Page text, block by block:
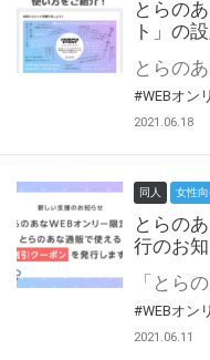
とらの
ト」の
#WEBオン
2021.06.18
同人 女性向
とらの
行のお
#WEBオン
2021.06.11